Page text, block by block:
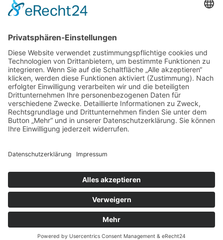
UNSER SERVICE
Für Eltern
Für Kitas/Schulen
Fotografen
Birgit Gröbke
Kontakt
BEZAHLMETHODEN
Datenschutz Impressum
Birgit Gröbke
© 2026 Birgit Gröbke - Ihre schönsten Bilder.